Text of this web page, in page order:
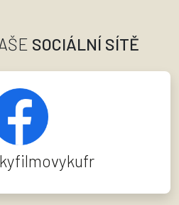
SOCIÁLNÍ SÍTĚ